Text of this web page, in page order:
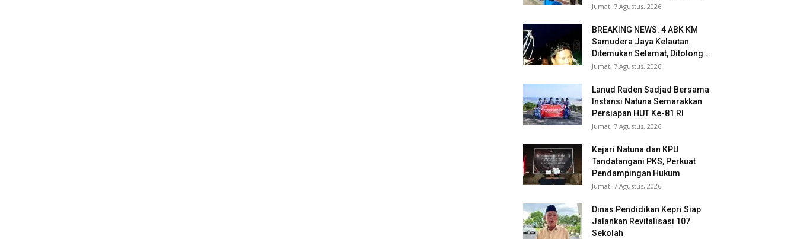
Jumat, 7 Agustus, 2026
BREAKING NEWS: 4 ABK KM
Samudera Jaya Kelautan
Ditemukan Selamat, Ditolong...
Jumat, 7 Agustus, 2026
Lanud Raden Sadjad Bersama
Instansi Natuna Semarakkan
Persiapan HUT Ke-81 RI
Jumat, 7 Agustus, 2026
Kejari Natuna dan KPU
Tandatangani PKS, Perkuat
Pendampingan Hukum
Jumat, 7 Agustus, 2026
Dinas Pendidikan Kepri Siap
Jalankan Revitalisasi 107
Sekolah